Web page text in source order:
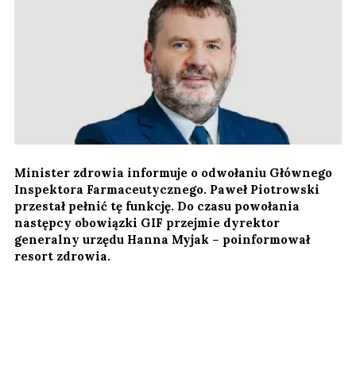
Minister zdrowia informuje o odwołaniu Głównego
Inspektora Farmaceutycznego. Paweł Piotrowski
przestał pełnić tę funkcję. Do czasu powołania
następcy obowiązki GIF przejmie dyrektor
generalny urzędu Hanna Myjak – poinformował
resort zdrowia.